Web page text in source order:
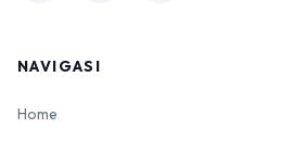
NAVIGASI
Home